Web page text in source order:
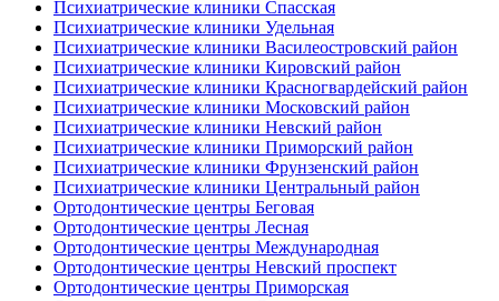
Психиатрические клиники Спасская
Психиатрические клиники Удельная
Психиатрические клиники Василеостровский район
Психиатрические клиники Кировский район
Психиатрические клиники Красногвардейский район
Психиатрические клиники Московский район
Психиатрические клиники Невский район
Психиатрические клиники Приморский район
Психиатрические клиники Фрунзенский район
Психиатрические клиники Центральный район
Ортодонтические центры Беговая
Ортодонтические центры Лесная
Ортодонтические центры Международная
Ортодонтические центры Невский проспект
Ортодонтические центры Приморская